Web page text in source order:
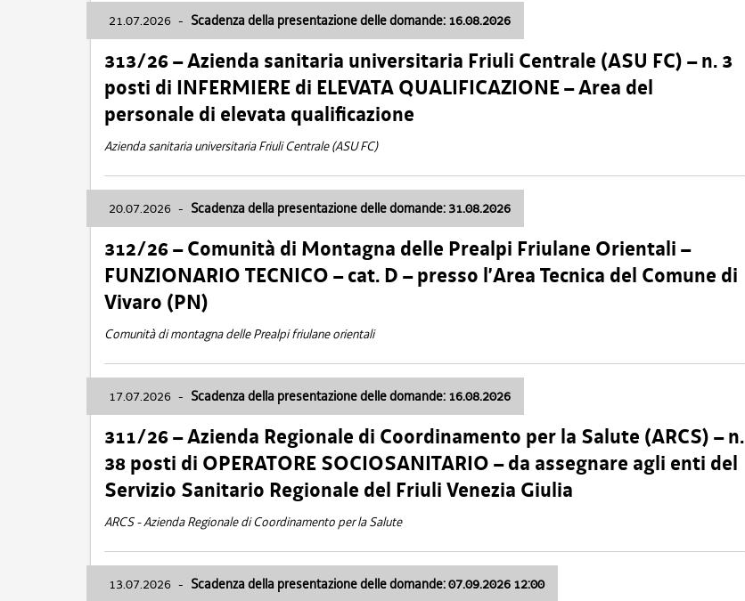
21.07.2026 - Scadenza della presentazione delle domande: 16.08.2026
313/26 – Azienda sanitaria universitaria Friuli Centrale (ASU FC) – n. 3
posti di INFERMIERE di ELEVATA QUALIFICAZIONE – Area del
personale di elevata qualificazione
Azienda sanitaria universitaria Friuli Centrale (ASU FC)
20.07.2026 - Scadenza della presentazione delle domande: 31.08.2026
312/26 – Comunità di Montagna delle Prealpi Friulane Orientali –
FUNZIONARIO TECNICO – cat. D – presso l’Area Tecnica del Comune di
Vivaro (PN)
Comunità di montagna delle Prealpi friulane orientali
17.07.2026 - Scadenza della presentazione delle domande: 16.08.2026
311/26 – Azienda Regionale di Coordinamento per la Salute (ARCS) – n.
38 posti di OPERATORE SOCIOSANITARIO – da assegnare agli enti del
Servizio Sanitario Regionale del Friuli Venezia Giulia
ARCS - Azienda Regionale di Coordinamento per la Salute
13.07.2026 - Scadenza della presentazione delle domande: 07.09.2026 12:00